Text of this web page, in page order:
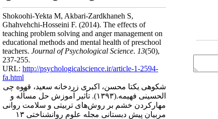
Shokoohi-Yekta M, Akbari-Zardkhaneh S,
Ghahvehchi-Hosseini F. (2014). The effects of
teaching problem solving and anger management on
educational methods and mental health of preschool
teachers. Journal of Psychological Science. 13(50),
237-255.
URL: http://psychologicalscience.ir/article-1-2594-
fa.html
شکوهی یکتا محسن، اکبری زردخانه سعید، قهوه چی
الحسینی فهیمه.(۱۳۹۳).
تأثیر آموزش حل مسأله و
مهارکردن خشم بر روش‌های تربیتی و سلامت روانی
مربیان پیش دبستانی مجله علوم روانشناختی ۱۳